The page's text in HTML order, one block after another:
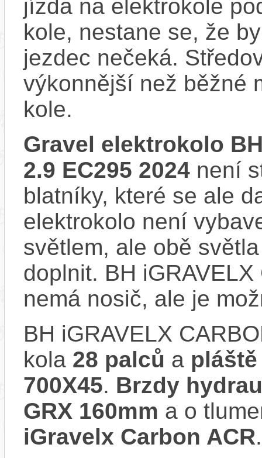
jízda na elektrokole
kole, nestane se, že
jezdec nečeká.
výkonnější než běžné
kole.
Gravel elektrokolo
2.9 EC295 2024 není
blatníky, které se ale
elektrokolo není
světlem, ale obě
doplnit. BH
nemá nosič, ale je
BH iGRAVELX
kola 28 palců a
700X45. Brzdy
GRX 160mm a o
iGravelx Carbon ACR.